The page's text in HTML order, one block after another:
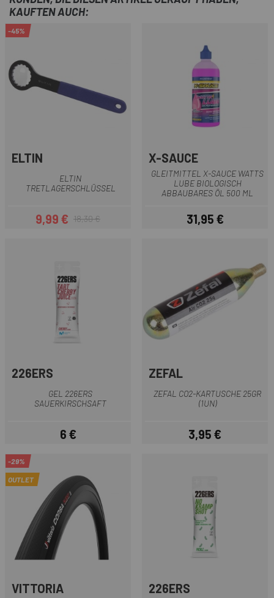
KAUFTEN AUCH:
-45%
ELTIN
ELTIN
TRETLAGERSCHLÜSSEL
Preis
9,99 €Regulärer Preis
18,30 €
X-SAUCE
GLEITMITTEL X-SAUCE WATTS
LUBE BIOLOGISCH
ABBAUBARES ÖL 500 ML
Preis
31,95 €
226ERS
GEL 226ERS
SAUERKIRSCHSAFT
Preis
6 €
ZEFAL
ZEFAL CO2-KARTUSCHE 25GR
(1UN)
Preis
3,95 €
-29%
OUTLET
VITTORIA 226ERS